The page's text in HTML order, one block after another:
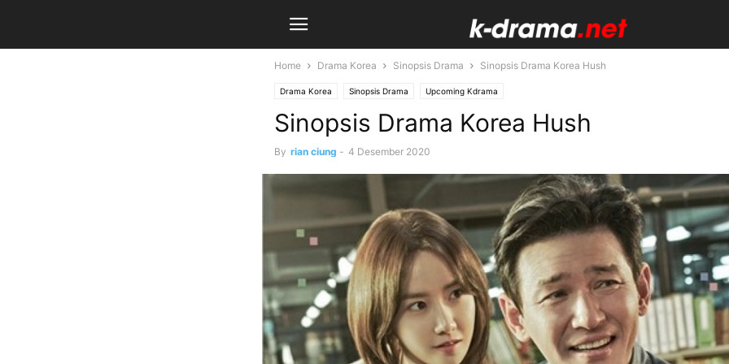
Home Drama Korea Sinopsis Drama Sinopsis Drama Korea Hush
Drama Korea Sinopsis Drama Upcoming Kdrama
Sinopsis Drama Korea Hush
By rian ciung - 4 Desember 2020